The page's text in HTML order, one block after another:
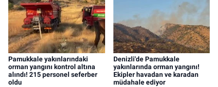
Pamukkale yakınlarındaki
orman yangını kontrol altına
alındı! 215 personel seferber
oldu
Denizli'de Pamukkale
yakınlarında orman yangını!
Ekipler havadan ve karadan
müdahale ediyor